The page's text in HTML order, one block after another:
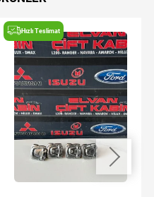
Hızlı Teslimat